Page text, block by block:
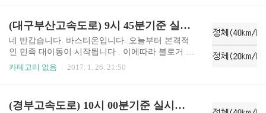
참고하셔서 즐거운 명절보내시고 수시로 블로그
들어오셔서 확인부탁드립니다.
(대구부산고속도로) 9시 45분기준 실시간 고속도로 혼잡구간 !!
네 반갑습니다. 바스티온입니다. 오늘부터 본격적
인 민족 대이동이 시작됩니다 . 이에따라 블로거 바
스티온은 설날 연휴 실시간으로 고속도로 혼잡구
참고하셔서 즐거운 명절보내시고 수시로 블로그
카테고리 없음 2017. 1. 26. 21:50
(경부고속도로) 10시 00분기준 실시간 고속도로 혼잡구간 !!